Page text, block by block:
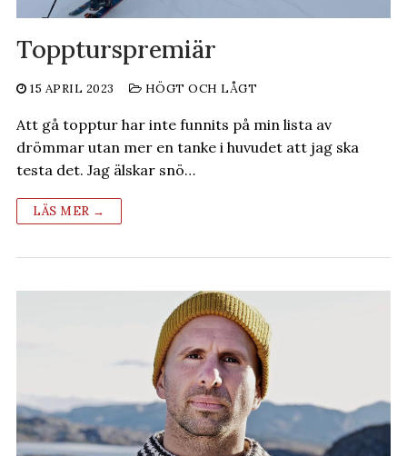
Toppturspremiär
15 APRIL 2023 HÖGT OCH LÅGT
Att gå topptur har inte funnits på min lista av
drömmar utan mer en tanke i huvudet att jag ska
testa det. Jag älskar snö…
LÄS MER →